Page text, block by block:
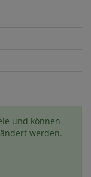
und können
werden.